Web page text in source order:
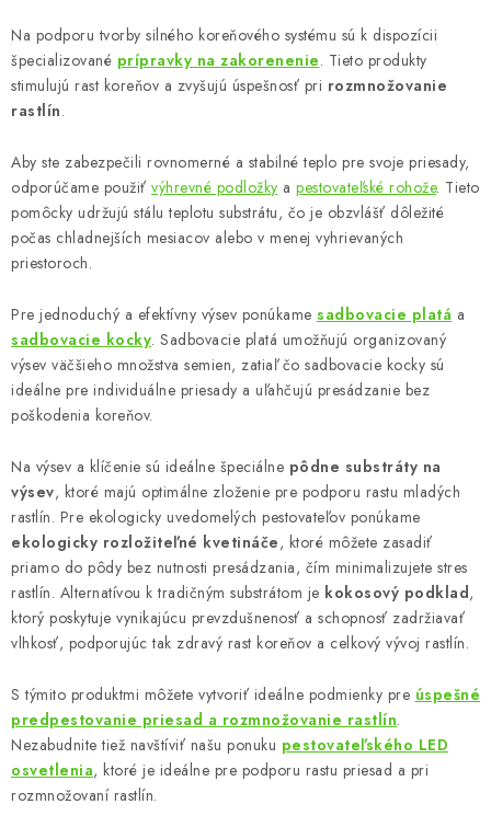
k
y
v
ý
p
i
s
u
Na podporu tvorby silného koreňového systému sú k dispozícii
špecializované prípravky na zakorenenie. Tieto produkty
stimulujú rast koreňov a zvyšujú úspešnosť pri rozmnožovanie
rastlín.
Aby ste zabezpečili rovnomerné a stabilné teplo pre svoje priesady,
odporúčame použiť výhrevné podložky a pestovateľské rohože. Tieto
pomôcky udržujú stálu teplotu substrátu, čo je obzvlášť dôležité
počas chladnejších mesiacov alebo v menej vyhrievaných
priestoroch.
Pre jednoduchý a efektívny výsev ponúkame sadbovacie platá a
sadbovacie kocky. Sadbovacie platá umožňujú organizovaný
výsev väčšieho množstva semien, zatiaľ čo sadbovacie kocky sú
ideálne pre individuálne priesady a uľahčujú presádzanie bez
poškodenia koreňov.
Na výsev a klíčenie sú ideálne špeciálne pôdne substráty na
výsev, ktoré majú optimálne zloženie pre podporu rastu mladých
rastlín. Pre ekologicky uvedomelých pestovateľov ponúkame
ekologicky rozložiteľné kvetináče, ktoré môžete zasadiť
priamo do pôdy bez nutnosti presádzania, čím minimalizujete stres
rastlín. Alternatívou k tradičným substrátom je kokosový podklad,
ktorý poskytuje vynikajúcu prevzdušnenosť a schopnosť zadržiavať
vlhkosť, podporujúc tak zdravý rast koreňov a celkový vývoj rastlín.
S týmito produktmi môžete vytvoriť ideálne podmienky pre úspešné
predpestovanie priesad a rozmnožovanie rastlín.
Nezabudnite tiež navštíviť našu ponuku pestovateľského LED
osvetlenia, ktoré je ideálne pre podporu rastu priesad a pri
rozmnožovaní rastlín.